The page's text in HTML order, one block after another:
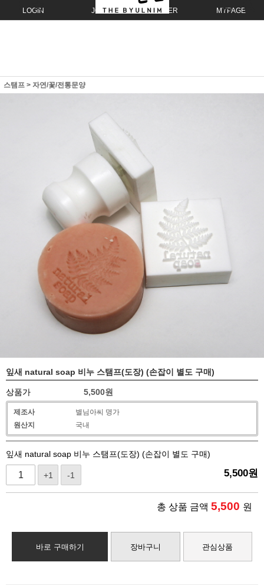
LOGIN JOIN ORDER MYPAGE
스탬프 > 자연/꽃/전통문양
잎새 natural soap 비누 스탬프(도장) (손잡이 별도 구매)
상품가 5,500원
제조사
별님아씨 명가
원산지
국내
잎새 natural soap 비누 스탬프(도장) (손잡이 별도 구매)
+1 -1 5,500원
총 상품 금액 5,500 원
바로 구매하기 장바구니 관심상품